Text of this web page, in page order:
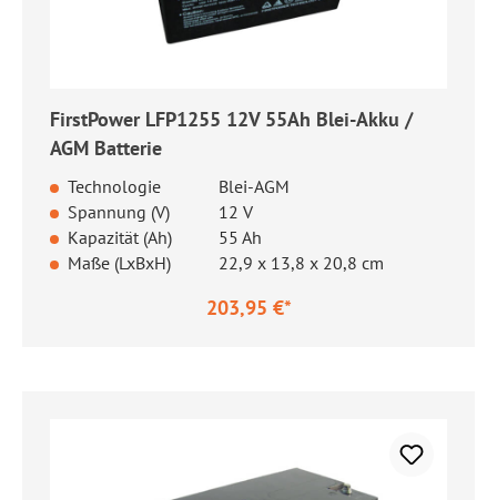
FirstPower LFP1255 12V 55Ah Blei-Akku /
AGM Batterie
Technologie
Blei-AGM
Spannung (V)
12 V
Kapazität (Ah)
55 Ah
Maße (LxBxH)
22,9 x 13,8 x 20,8 cm
203,95 €*